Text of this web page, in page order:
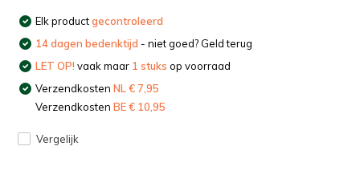
Elk productgecontroleerd
14 dagen bedenktijd - niet goed? Geld terug
LET OP! vaak maar 1 stuks op voorraad
VerzendkostenNL € 7,95
VerzendkostenBE € 10,95
Vergelijk